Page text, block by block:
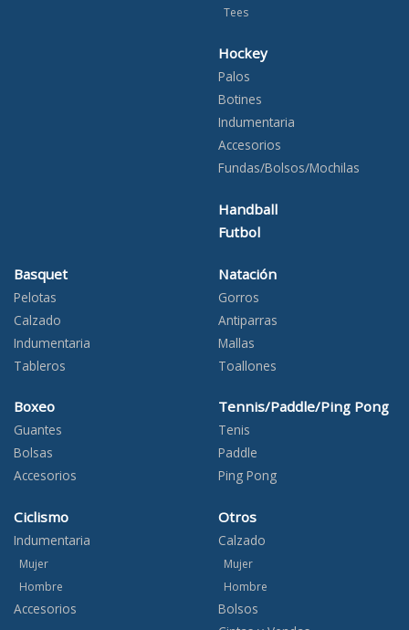
Tees
Hockey
Palos
Botines
Indumentaria
Accesorios
Fundas/Bolsos/Mochilas
Handball
Futbol
Basquet
Pelotas
Calzado
Indumentaria
Tableros
Boxeo
Guantes
Bolsas
Accesorios
Ciclismo
Indumentaria
Mujer
Hombre
Accesorios
Natación
Gorros
Antiparras
Mallas
Toallones
Tennis/Paddle/Ping Pong
Tenis
Paddle
Ping Pong
Otros
Calzado
Mujer
Hombre
Bolsos